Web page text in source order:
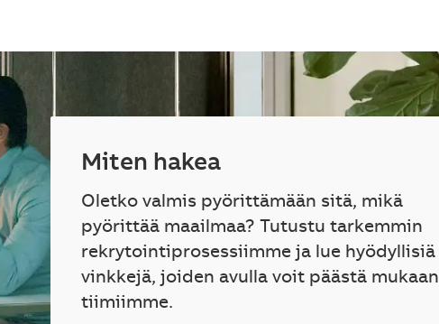
Miten hakea
Oletko valmis pyörittämään sitä, mikä
pyörittää maailmaa? Tutustu tarkemmin
rekrytointiprosessiimme ja lue hyödyllisiä
vinkkejä, joiden avulla voit päästä mukaan
tiimiimme.